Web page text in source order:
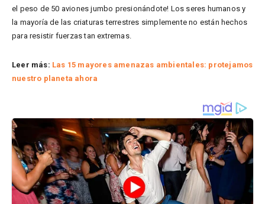
el peso de 50 aviones jumbo presionándote! Los seres humanos y
la mayoría de las criaturas terrestres simplemente no están hechos
para resistir fuerzas tan extremas.
Leer más: Las 15 mayores amenazas ambientales: protejamos
nuestro planeta ahora